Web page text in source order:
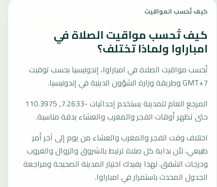
كيف تُحسب المواقيت
كيف تُحسب مواقيت الصلاة في
امباراوا ولماذا تختلف؟
تُحسب مواقيت الصلاة في امباراوا، إندونيسيا بحسب توقيت
GMT+7 وطريقة وزارة الشؤون الدينية في إندونيسيا.
المرجع العام للمدينة يستخدم إحداثيات -7.2633, 110.3975
حتى تظهر أوقات الفجر والمغرب والعشاء بدقة مناسبة.
اختلاف وقت الفجر والمغرب والعشاء من يوم إلى آخر أمر
طبيعي، لأن بداية كل صلاة ترتبط بالشروق والزوال والغروب
ودرجات الشفق. لهذا يفيدك اختيار المدينة الصحيحة ومراجعة
الجدول المحدث باستمرار في امباراوا.